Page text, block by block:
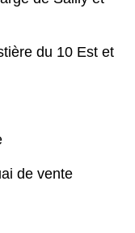
du 10 Est et
de vente